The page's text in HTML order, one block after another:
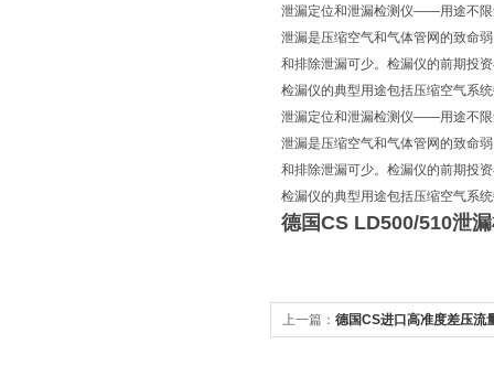
泄漏定位和泄漏检测仪——用途不限
泄漏是压缩空气和气体管网的致命
和排除泄漏可少。检漏仪的前期投
检漏仪的典型用途包括压缩空气系
泄漏定位和泄漏检测仪——用途不限
泄漏是压缩空气和气体管网的致命
和排除泄漏可少。检漏仪的前期投
检漏仪的典型用途包括压缩空气系
德国CS LD500/510泄
上一篇： 德国CS进口高准度差压流